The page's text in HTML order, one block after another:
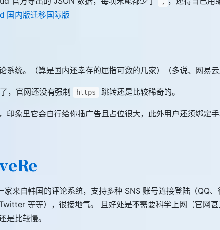
国内版迁移国际版
系统。（算是国内还幸存的屈指可数的几家）（多说、网易
，官网还没有强制 https 跳转还是比较稀奇的。
印象里它会自行给你插广告且占位很大，此外用户还须绑定
家来自韩国的评论系统，支持多种 SNS 账号连接登陆（QQ
等等），很接地气。 且好处是不需要科学上网（官网
是比较慢。